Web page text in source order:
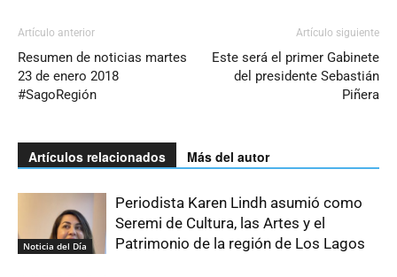
Artículo anterior
Resumen de noticias martes
23 de enero 2018
#SagoRegión
Artículo siguiente
Este será el primer Gabinete
del presidente Sebastián
Piñera
Artículos relacionados Más del autor
Noticia del Día
Periodista Karen Lindh asumió como
Seremi de Cultura, las Artes y el
Patrimonio de la región de Los Lagos